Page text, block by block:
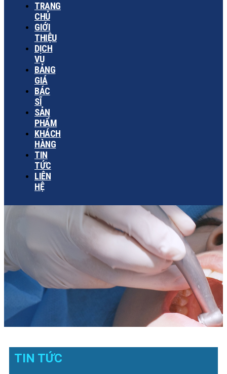
TRANG
CHỦ
GIỚI
THIỆU
DỊCH
VỤ
BẢNG
GIÁ
BÁC
SĨ
SẢN
PHẨM
KHÁCH
HÀNG
TIN
TỨC
LIÊN
HỆ
TIN TỨC